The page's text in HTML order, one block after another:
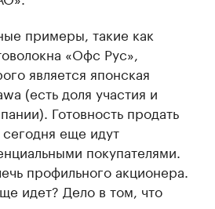
примеры, такие как
«Офс Рус»,
является японская
(есть доля участия и
Готовность продать
еще идут
покупателями.
профильного акционера.
идет? Дело в том, что